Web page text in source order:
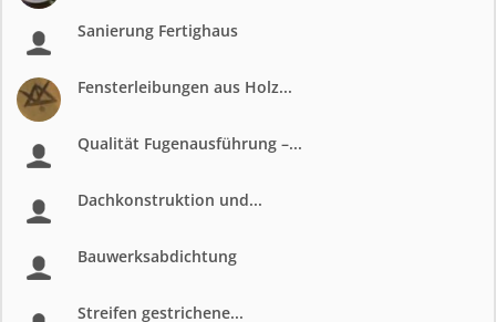
Sanierung Fertighaus
Fensterleibungen aus Holz...
Qualität Fugenausführung –...
Dachkonstruktion und...
Bauwerksabdichtung
Streifen gestrichene...